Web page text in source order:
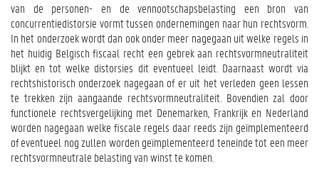
van de personen- en de vennootschapsbelasting een bron van
concurrentiedistorsie vormt tussen ondernemingen naar hun rechtsvorm.
In het onderzoek wordt dan ook onder meer nagegaan uit welke regels in
het huidig Belgisch fiscaal recht een gebrek aan rechtsvormneutraliteit
blijkt en tot welke distorsies dit eventueel leidt. Daarnaast wordt via
rechtshistorisch onderzoek nagegaan of er uit het verleden geen lessen
te trekken zijn aangaande rechtsvormneutraliteit. Bovendien zal door
functionele rechtsvergelijking met Denemarken, Frankrijk en Nederland
worden nagegaan welke fiscale regels daar reeds zijn geïmplementeerd
of eventueel nog zullen worden geïmplementeerd teneinde tot een meer
rechtsvormneutrale belasting van winst te komen.